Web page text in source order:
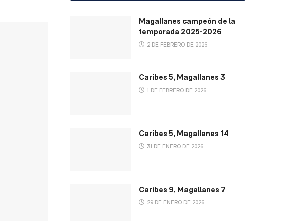
Magallanes campeón de la
temporada 2025-2026
2 DE FEBRERO DE 2026
Caribes 5, Magallanes 3
1 DE FEBRERO DE 2026
Caribes 5, Magallanes 14
31 DE ENERO DE 2026
Caribes 9, Magallanes 7
29 DE ENERO DE 2026